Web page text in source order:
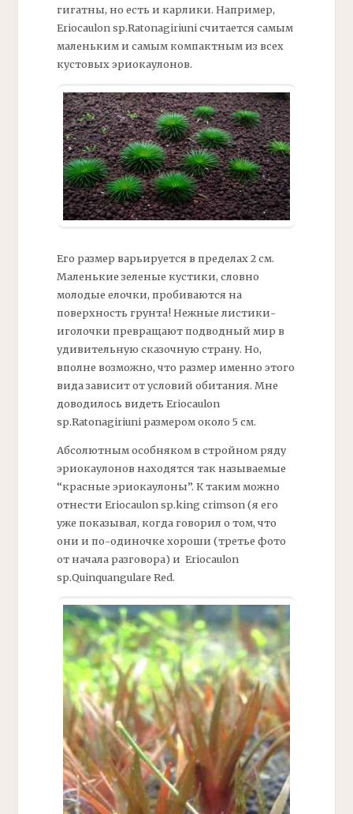
гигатны, но есть и карлики. Например,
Eriocaulon sp.Ratonagiriuni считается самым
маленьким и самым компактным из всех
кустовых эриокаулонов.
Его размер варьируется в пределах 2 см.
Маленькие зеленые кустики, словно
молодые елочки, пробиваются на
поверхность грунта! Нежные листики-
иголочки превращают подводный мир в
удивительную сказочную страну. Но,
вполне возможно, что размер именно этого
вида зависит от условий обитания. Мне
доводилось видеть Eriocaulon
sp.Ratonagiriuni размером около 5 см.
Абсолютным особняком в стройном ряду
эриокаулонов находятся так называемые
“красные эриокаулоны”. К таким можно
отнести Eriocaulon sp.king crimson (я его
уже показывал, когда говорил о том, что
они и по-одиночке хороши (третье фото
от начала разговора) и Eriocaulon
sp.Quinquangulare Red.